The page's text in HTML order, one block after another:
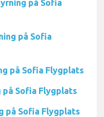
på Sofia
på Sofia
på Sofia Flygplats
Sofia Flygplats
på Sofia Flygplats